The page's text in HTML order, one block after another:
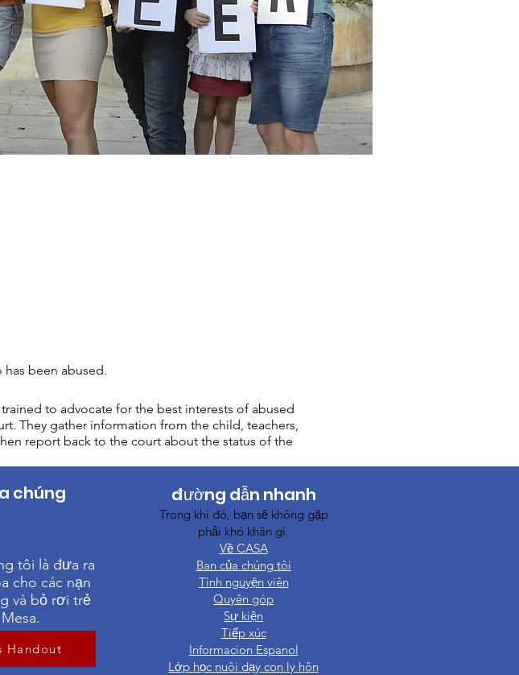
been abused.
to advocate for the best interests of abused
They gather information from the child, teachers,
report back to the court about the status of the
chúng
tôi là đưa ra
cho các nạn
và bỏ rơi trẻ
Handout
đường dẫn nhanh
Trong khi đó, bạn sẽ không gặp
phải khó khăn gì.
Về CASA
Ban của chúng tôi
Tình nguyện viên
Quyên góp
Sự kiện
Tiếp xúc
Informacion Espanol
Lớp học nuôi dạy con ly hôn